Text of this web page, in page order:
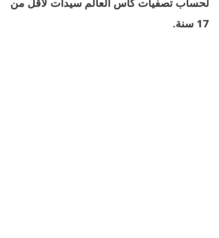
17 سنة.